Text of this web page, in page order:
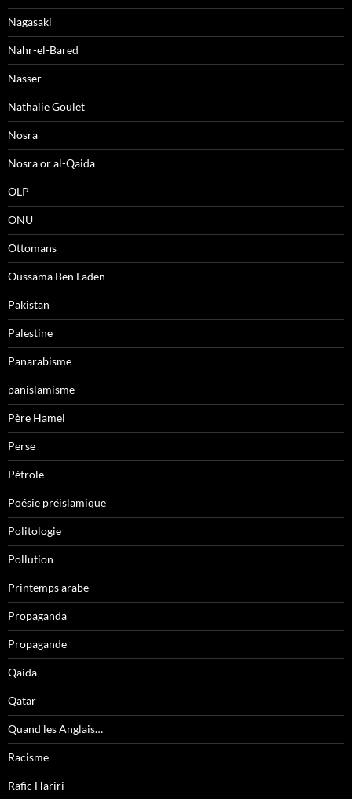
Nagasaki
Nahr-el-Bared
Nasser
Nathalie Goulet
Nosra
Nosra or al-Qaida
OLP
ONU
Ottomans
Oussama Ben Laden
Pakistan
Palestine
Panarabisme
panislamisme
Père Hamel
Perse
Pétrole
Poésie préislamique
Politologie
Pollution
Printemps arabe
Propaganda
Propagande
Qaida
Qatar
Quand les Anglais…
Racisme
Rafic Hariri